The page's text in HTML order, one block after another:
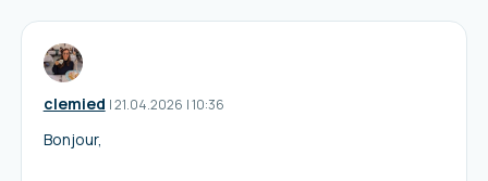
clemied I21.04.2026 |10:36
Bonjour,